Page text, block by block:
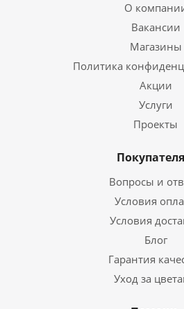
О
Вакансии
Магазины
Политика
Акции
Услуги
Проекты
Вопросы и
Условия
Условия
Блог
Гарантия
Уход за